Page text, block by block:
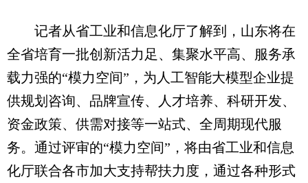
记者从省工业和信息化厅了解到，山东将在
全省培育一批创新活力足、集聚水平高、服务承
载力强的“模力空间”，为人工智能大模型企业提
供规划咨询、品牌宣传、人才培养、科研开发、
资金政策、供需对接等一站式、全周期现代服
务。通过评审的“模力空间”，将由省工业和信息
化厅联合各市加大支持帮扶力度，通过各种形式